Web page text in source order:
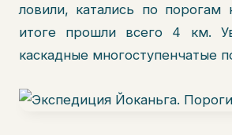
ловили, катались по порогам
итоге прошли всего 4 км.
каскадные многоступенчатые